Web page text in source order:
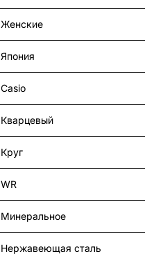
Женские
Япония
Casio
Кварцевый
Круг
WR
Минеральное
Нержавеющая сталь